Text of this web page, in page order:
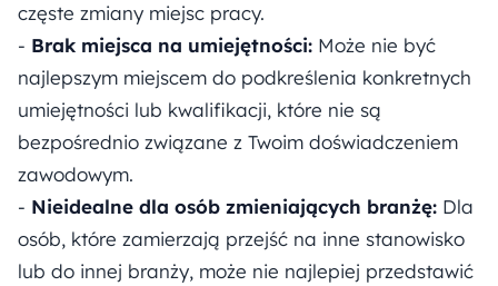
częste zmiany miejsc pracy.
- Brak miejsca na umiejętności: Może nie być
najlepszym miejscem do podkreślenia konkretnych
umiejętności lub kwalifikacji, które nie są
bezpośrednio związane z Twoim doświadczeniem
zawodowym.
- Nieidealne dla osób zmieniających branżę: Dla
osób, które zamierzają przejść na inne stanowisko
lub do innej branży, może nie najlepiej przedstawić